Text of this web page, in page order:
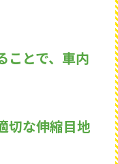
ことで、車内
切な伸縮目地